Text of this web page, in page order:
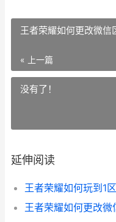
王者荣耀如何更改微
« 上一篇
没有了！
延伸阅读
王者荣耀如何玩到1